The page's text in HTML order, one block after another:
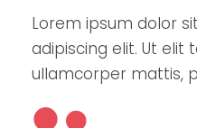
Lorem ipsum dolor
adipiscing elit. Ut elit
ullamcorper mattis,